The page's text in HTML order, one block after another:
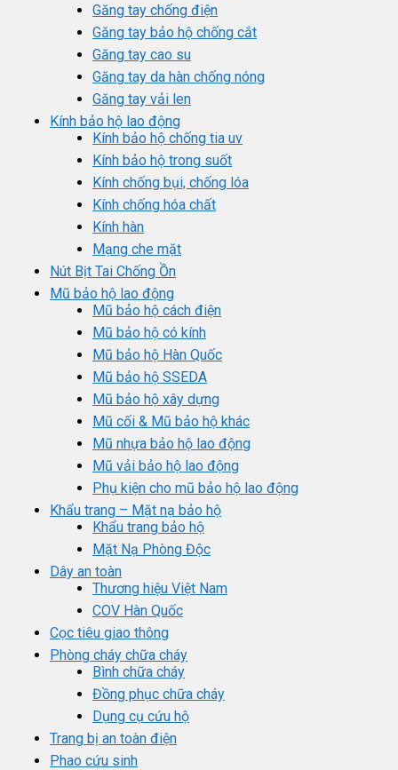
Găng tay chống điện
Găng tay bảo hộ chống cắt
Găng tay cao su
Găng tay da hàn chống nóng
Găng tay vải len
Kính bảo hộ lao động
Kính bảo hộ chống tia uv
Kính bảo hộ trong suốt
Kính chống bụi, chống lóa
Kính chống hóa chất
Kính hàn
Mạng che mặt
Nút Bịt Tai Chống Ồn
Mũ bảo hộ lao động
Mũ bảo hộ cách điện
Mũ bảo hộ có kính
Mũ bảo hộ Hàn Quốc
Mũ bảo hộ SSEDA
Mũ bảo hộ xây dựng
Mũ cối & Mũ bảo hộ khác
Mũ nhựa bảo hộ lao động
Mũ vải bảo hộ lao động
Phụ kiện cho mũ bảo hộ lao động
Khẩu trang – Mặt nạ bảo hộ
Khẩu trang bảo hộ
Mặt Nạ Phòng Độc
Dây an toàn
Thương hiệu Việt Nam
COV Hàn Quốc
Cọc tiêu giao thông
Phòng cháy chữa cháy
Bình chữa cháy
Đồng phục chữa cháy
Dụng cụ cứu hộ
Trang bị an toàn điện
Phao cứu sinh